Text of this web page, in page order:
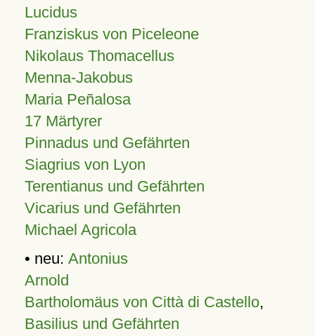
Lucidus
Franziskus von Piceleone
Nikolaus Thomacellus
Menna-Jakobus
Maria Peñalosa
17 Märtyrer
Pinnadus und Gefährten
Siagrius von Lyon
Terentianus und Gefährten
Vicarius und Gefährten
Michael Agricola
• neu: Antonius
Arnold
Bartholomäus von Città di Castello,
Basilius und Gefährten